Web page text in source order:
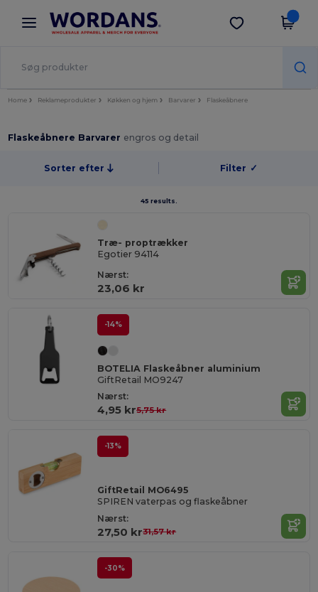
× Wordans-app
Bedre priser i appen!
Hent app
Home Reklameprodukter Køkken og hjem Barvarer Flaskeåbnere
Flaskeåbnere Barvarer engros og detail
Sorter efter Filter ✓
45 results.
Træ- proptrækker
Egotier 94114
Nærst:
23,06 kr
-14%
BOTELIA Flaskeåbner aluminium
GiftRetail MO9247
Nærst:
4,95 kr5,75 kr
-13%
GiftRetail MO6495
SPIREN vaterpas og flaskeåbner
Nærst:
27,50 kr31,57 kr
-30%